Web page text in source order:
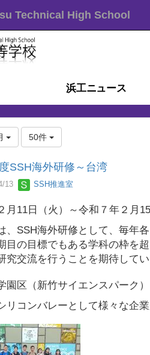
Technical High School
浜工ニュース
50件
SSH海外研修～台湾
13 SSH推進室
月11日（火）～令和７年２月
SSH海外研修として、毎年
の目標でもある学科の枠を
究交流を行うことを期待して
区（新竹サイエンスパーク）
コンバレーとして様々な企